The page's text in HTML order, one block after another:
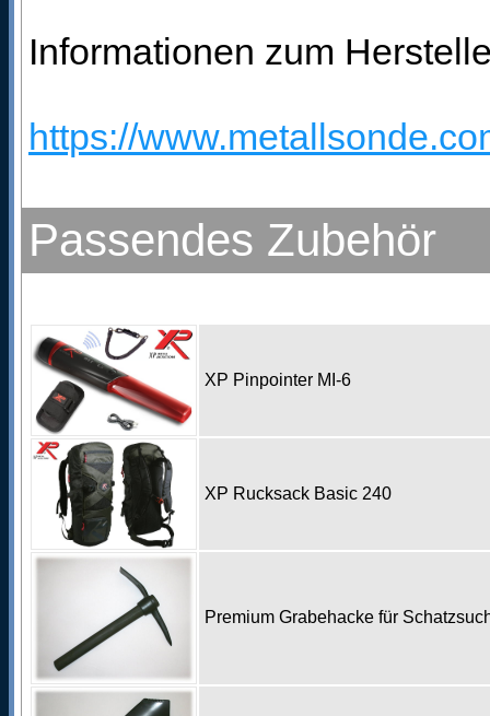
Informationen zum
https://
Passendes Zubehör
XP Pinpointer MI-6
XP Rucksack Basic 240
Premium Grabehacke für